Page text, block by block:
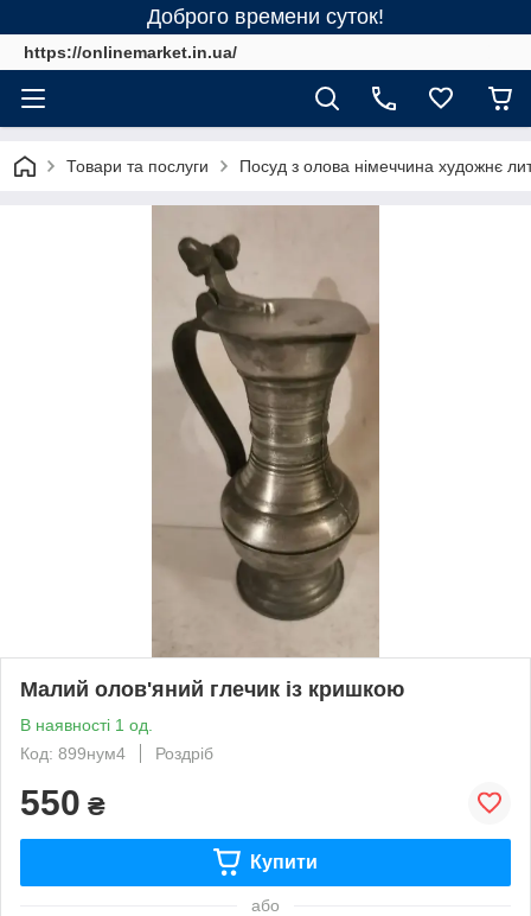
Доброго времени суток!
https://onlinemarket.in.ua/
Товари та послуги Посуд з олова німеччина художнє
Малий олов'яний глечик із кришкою
В наявності 1 од.
Код: 899нум4
Роздріб
550 ₴
Купити
або